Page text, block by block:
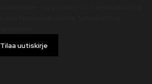
Tilaa uutiskirje